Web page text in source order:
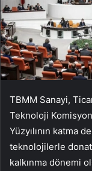
TBMM Sanayi,
Teknoloji
Yüzyılının katma
teknolojilerle
kalkınma dönemi